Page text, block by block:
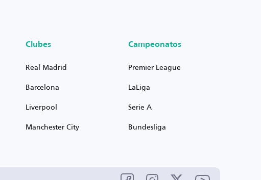
Clubes
Real Madrid
Barcelona
Liverpool
Manchester City
Campeonatos
Premier League
LaLiga
Serie A
Bundesliga